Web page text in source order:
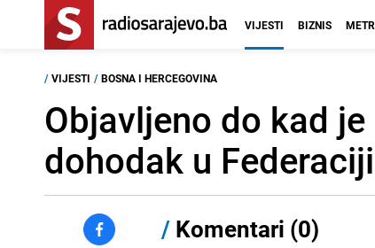
VIJESTI BIZNIS
/ VIJESTI / BOSNA I HERCEGOVINA
Objavljeno do kad
dohodak u
/ Komentari (0)